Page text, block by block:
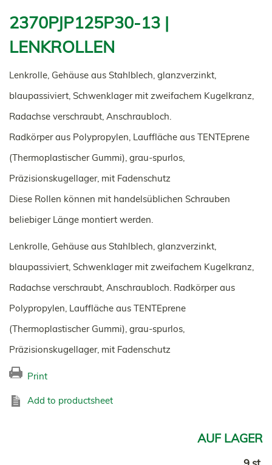
2370PJP125P30-13 |
LENKROLLEN
Lenkrolle, Gehäuse aus Stahlblech, glanzverzinkt,
blaupassiviert, Schwenklager mit zweifachem Kugelkranz,
Radachse verschraubt, Anschraubloch.
Radkörper aus Polypropylen, Lauffläche aus TENTEprene
(Thermoplastischer Gummi), grau-spurlos,
Präzisionskugellager, mit Fadenschutz
Diese Rollen können mit handelsüblichen Schrauben
beliebiger Länge montiert werden.
Lenkrolle, Gehäuse aus Stahlblech, glanzverzinkt,
blaupassiviert, Schwenklager mit zweifachem Kugelkranz,
Radachse verschraubt, Anschraubloch. Radkörper aus
Polypropylen, Lauffläche aus TENTEprene
(Thermoplastischer Gummi), grau-spurlos,
Präzisionskugellager, mit Fadenschutz
Print
Add to productsheet
AUF LAGER